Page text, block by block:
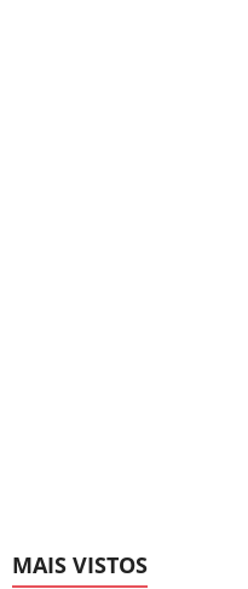
MAIS VISTOS